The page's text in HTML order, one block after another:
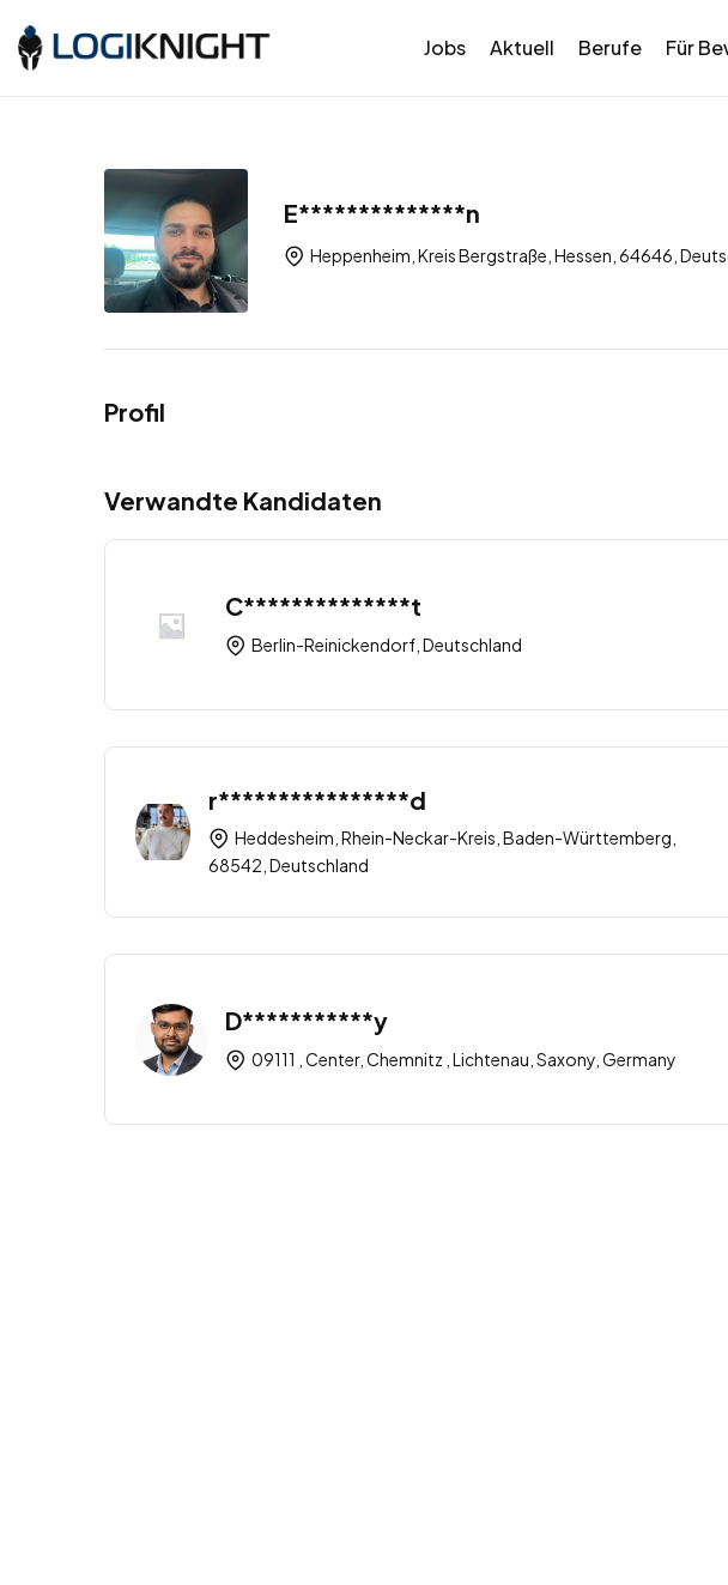
Jobs Aktuell Berufe Für
E**************n
Heppenheim, Kreis Bergstraße, Hessen, 64646,
Profil
Verwandte Kandidaten
C**************t
Berlin-Reinickendorf, Deutschland
r****************d
Heddesheim, Rhein-Neckar-Kreis, Baden-Württemberg,
68542, Deutschland
D***********y
09111 , Center, Chemnitz , Lichtenau, Saxony, Germany